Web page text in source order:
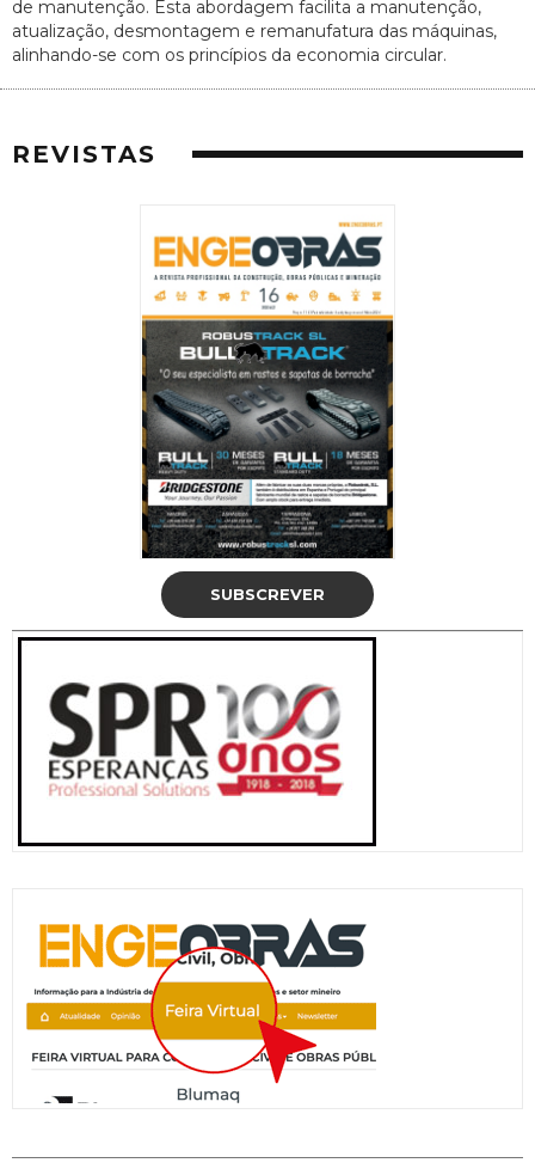
de manutenção. Esta abordagem facilita a manutenção,
atualização, desmontagem e remanufatura das máquinas,
alinhando-se com os princípios da economia circular.
REVISTAS
SUBSCREVER